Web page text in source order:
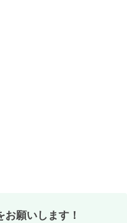
願いします！